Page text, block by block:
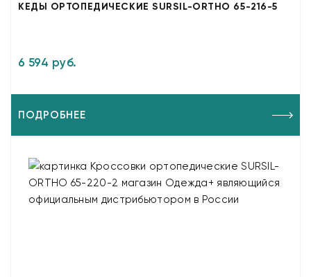
КЕДЫ ОРТОПЕДИЧЕСКИЕ SURSIL-ORTHO 65-216-5
6 594 руб.
ПОДРОБНЕЕ